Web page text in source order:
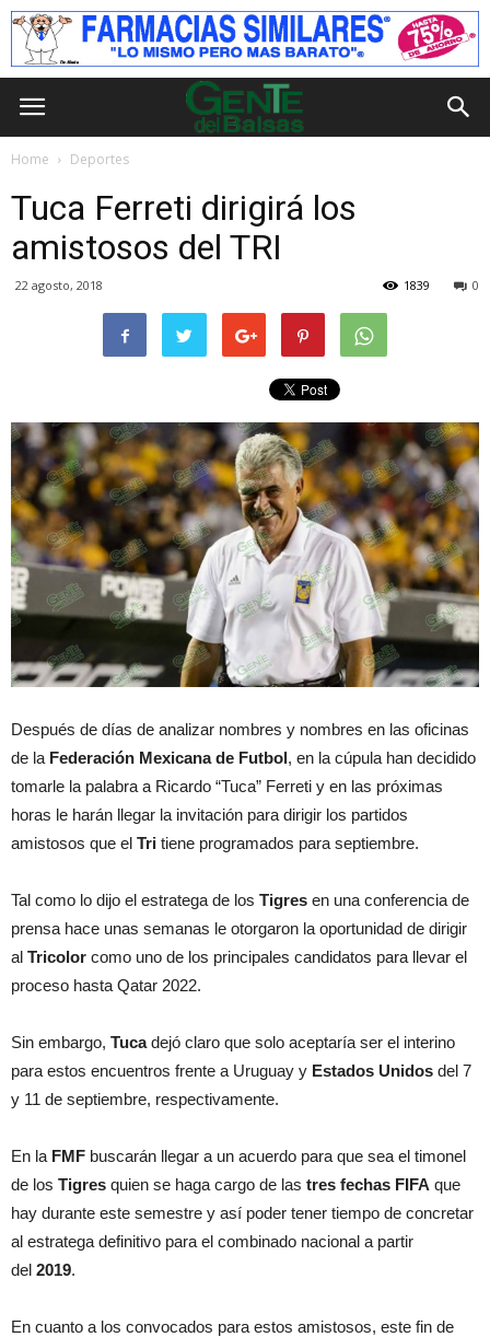
Home Deportes
Tuca Ferreti dirigirá los
amistosos del TRI
22 agosto, 2018 0
1839
Después de días de analizar nombres y nombres en las oficinas
de la Federación Mexicana de Futbol, en la cúpula han decidido
tomarle la palabra a Ricardo “Tuca” Ferreti y en las próximas
horas le harán llegar la invitación para dirigir los partidos
amistosos que el Tri tiene programados para septiembre.
Tal como lo dijo el estratega de los Tigres en una conferencia de
prensa hace unas semanas le otorgaron la oportunidad de dirigir
al Tricolor como uno de los principales candidatos para llevar el
proceso hasta Qatar 2022.
Sin embargo, Tucadejó claro que solo aceptaría ser el interino
para estos encuentros frente a Uruguay y Estados Unidos del 7
y 11 de septiembre, respectivamente.
En la FMF buscarán llegar a un acuerdo para que sea el timonel
de los Tigres quien se haga cargo de las tres fechas FIFA que
hay durante este semestre y así poder tener tiempo de concretar
al estratega definitivo para el combinado nacional a partir
del 2019.
En cuanto a los convocados para estos amistosos, este fin de